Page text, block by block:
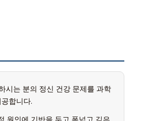
시는 분의 정신 건강 문제를 과학
합니다.
원인에 기반을 두고 폭넓고 깊은